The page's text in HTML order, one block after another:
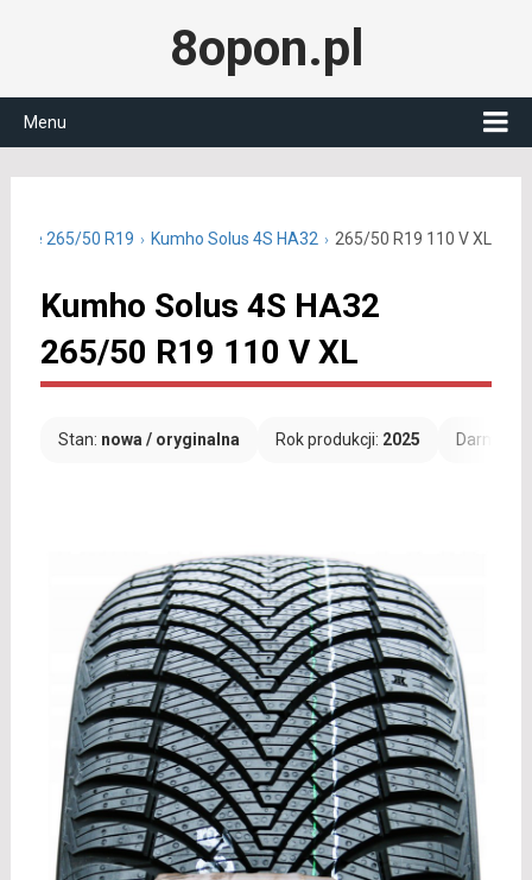
8opon.pl
Menu
265/50 R19 Kumho Solus 4S HA32 265/50 R19 110 V XL
Kumho Solus 4S HA32
265/50 R19 110 V XL
Stan: nowa / oryginalna Rok produkcji: 2025